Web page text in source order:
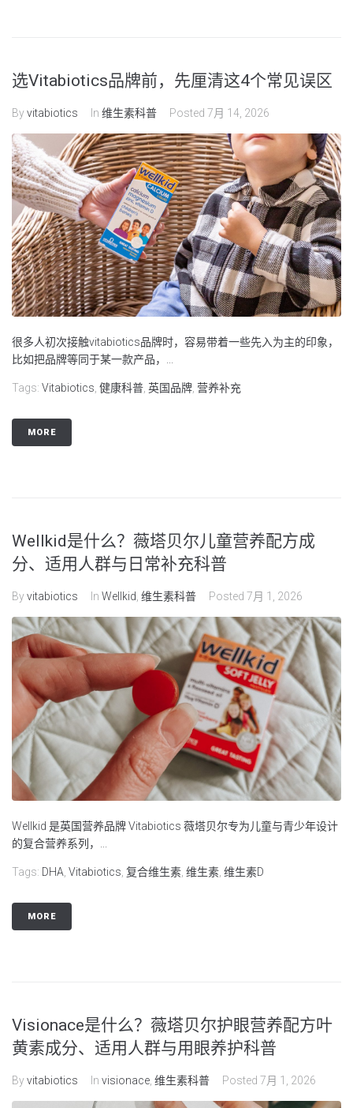
选Vitabiotics品牌前，先厘清这4个常见误区
Byvitabiotics In 维生素科普 Posted 7月 14, 2026
很多人初次接触vitabiotics品牌时，容易带着一些先入为主的印象，
比如把品牌等同于某一款产品，...
Tags: Vitabiotics, 健康科普, 英国品牌, 营养补充
MORE
Wellkid是什么？薇塔贝尔儿童营养配方成
分、适用人群与日常补充科普
Byvitabiotics In Wellkid, 维生素科普 Posted 7月 1, 2026
Wellkid 是英国营养品牌 Vitabiotics 薇塔贝尔专为儿童与青少年设计
的复合营养系列，...
Tags: DHA Vitabiotics 复合维生素 维生素 维生素D
MORE
Visionace是什么？薇塔贝尔护眼营养配方叶
黄素成分、适用人群与用眼养护科普
Byvitabiotics In visionace 维生素科普 Posted 7月 1, 2026